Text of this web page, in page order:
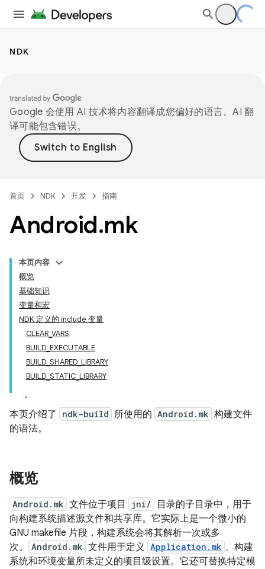
NDK
Google 会使用 AI 技术将内容翻译成您偏好的语言。AI 翻
译可能包含错误。
首页 NDK 开发 指南
Android.mk
本页内容
概览
基础知识
变量和宏
NDK 定义的 include 变量
CLEAR_VARS
BUILD_EXECUTABLE
BUILD_SHARED_LIBRARY
BUILD_STATIC_LIBRARY
本页介绍了 ndk-build 所使用的 Android.mk 构建文件
的语法。
概览
Android.mk 文件位于项目 jni/
目录的子目录中，用于
向构建系统描述源文件和共享库。它实际上是一个微小的
GNU makefile 片段，构建系统会将其解析一次或多
次。
Android.mk 文件用于定义 Application.mk 、构建
系统和环境变量所未定义的项目级设置。它还可替换特定模